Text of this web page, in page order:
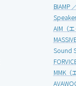
BIAMP
AIM（エ
Sound
MMK（